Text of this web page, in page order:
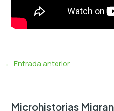
← Entrada anterior
Microhistorias